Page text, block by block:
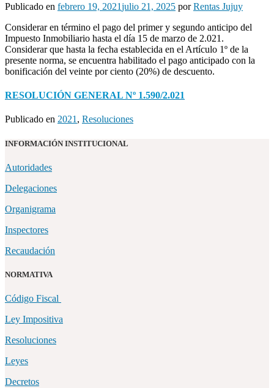
Publicado en febrero 19, 2021julio 21, 2025 porRentas Jujuy
Considerar en término el pago del primer y segundo anticipo del
Impuesto Inmobiliario hasta el día 15 de marzo de 2.021.
Considerar que hasta la fecha establecida en el Artículo 1º de la
presente norma, se encuentra habilitado el pago anticipado con la
bonificación del veinte por ciento (20%) de descuento.
RESOLUCIÓN GENERAL Nº 1.590/2.021
Publicado en 2021 , Resoluciones
INFORMACIÓN INSTITUCIONAL
Autoridades
Delegaciones
Organigrama
Inspectores
Recaudación
NORMATIVA
Código Fiscal
Ley Impositiva
Resoluciones
Leyes
Decretos